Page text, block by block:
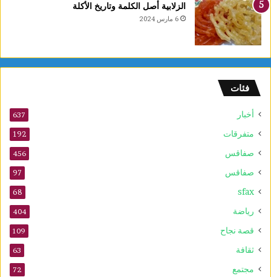
الزلابية أصل الكلمة وتاريخ الأكلة
6 مارس 2024
فئات
أخبار 637
متفرقات 192
صفاقس 456
صفاقس 97
sfax
68
رياضة 404
قصة نجاح 109
ثقافة 63
مجتمع 72